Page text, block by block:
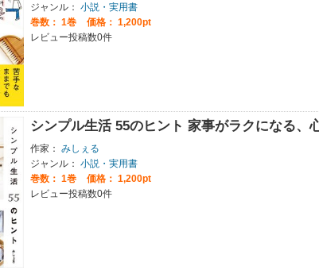
ジャンル： 小説・実用書
巻数： 1巻
価格： 1,200pt
レビュー投稿数0件
シンプル生活 55のヒント 家事がラクになる、
作家： みしぇる
ジャンル： 小説・実用書
巻数： 1巻
価格： 1,200pt
レビュー投稿数0件